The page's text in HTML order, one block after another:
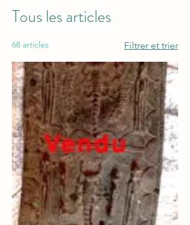
Tous les articles
68 articles Filtrer et trier